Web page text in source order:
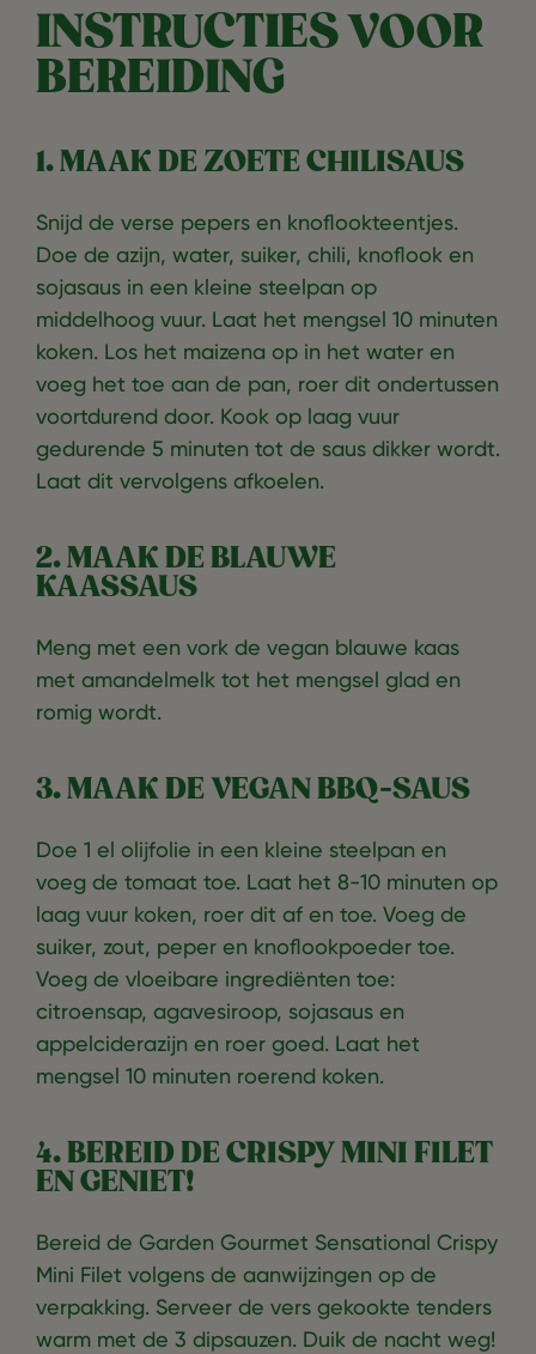
INSTRUCTIES VOOR
BEREIDING
1. MAAK DE ZOETE CHILISAUS
Snijd de verse pepers en knoflookteentjes.
Doe de azijn, water, suiker, chili, knoflook en
sojasaus in een kleine steelpan op
middelhoog vuur. Laat het mengsel 10 minuten
koken. Los het maizena op in het water en
voeg het toe aan de pan, roer dit ondertussen
voortdurend door. Kook op laag vuur
gedurende 5 minuten tot de saus dikker wordt.
Laat dit vervolgens afkoelen.
2. MAAK DE BLAUWE
KAASSAUS
Meng met een vork de vegan blauwe kaas
met amandelmelk tot het mengsel glad en
romig wordt.
3. MAAK DE VEGAN BBQ-SAUS
Doe 1 el olijfolie in een kleine steelpan en
voeg de tomaat toe. Laat het 8-10 minuten op
laag vuur koken, roer dit af en toe. Voeg de
suiker, zout, peper en knoflookpoeder toe.
Voeg de vloeibare ingrediënten toe:
citroensap, agavesiroop, sojasaus en
appelciderazijn en roer goed. Laat het
mengsel 10 minuten roerend koken.
4. BEREID DE CRISPY MINI FILET
EN GENIET!
Bereid de Garden Gourmet Sensational Crispy
Mini Filet volgens de aanwijzingen op de
verpakking. Serveer de vers gekookte tenders
warm met de 3 dipsauzen. Duik de nacht weg!